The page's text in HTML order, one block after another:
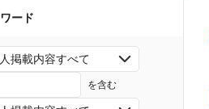
ード
掲載内容すべて
を含む